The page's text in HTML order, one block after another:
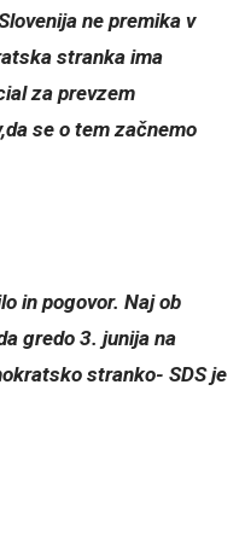
ne premika v
stranka ima
za prevzem
se o tem začnemo
in pogovor. Naj ob
gredo 3. junija na
stranko- SDS je